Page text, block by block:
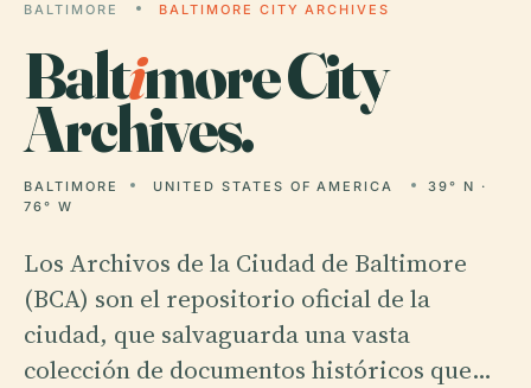
BALTIMORE
BALTIMORE CITY ARCHIVES
Baltimore City
Archives.
BALTIMORE UNITED STATES OF AMERICA
39° N ·
76° W
Los Archivos de la Ciudad de Baltimore
(BCA) son el repositorio oficial de la
ciudad, que salvaguarda una vasta
colección de documentos históricos que…